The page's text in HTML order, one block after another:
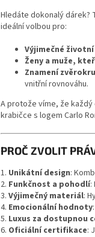
Hledáte dokonalý dárek?
ideální volbou pro:
Výjimečné
Ženy a muže,
Znamení
vnitřní rovnováhu.
A protože víme, že
krabičce s logem Carlo
PROČ ZVOLIT
1. Unikátní design:
2. Funkčnost a pohodlí:
3. Výjimečný materiál:
4. Emocionální hodnoty
5. Luxus za dostupnou
6. Oficiální certifikace: